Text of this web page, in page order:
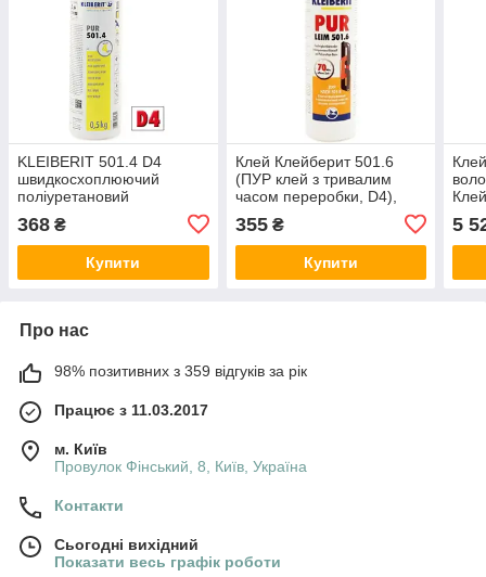
KLEIBERIT 501.4 D4
швидкосхоплюючий
поліуретановий
коротким часом
пресування 0,5кг
368 ₴
Купити
Клей Клейберит 501.6
(ПУР клей з тривалим
часом переробки, D4),
355₴
Купити
5
Про нас
98% позитивних з 359 відгуків за рік
Працює з 11.03.2017
м. Київ
Провулок Фінський, 8, Київ, Україна
Контакти
Сьогодні вихідний
Показати весь графік роботи